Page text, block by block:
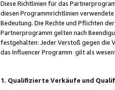
Diese Richtlinien für das
diesen Programmrichtlinien
Bedeutung. Die Rechte und Pflichten
Partnerprogramm gelten nach
festgehalten: Jeder Verstoß gegen die
das Influencer Programm gilt als
1. Qualifizierte Verkäufe und